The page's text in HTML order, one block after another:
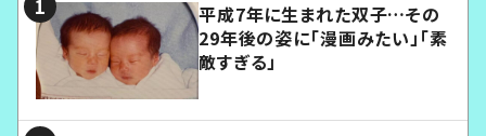
平成7年に生まれた双子…その
29年後の姿に「漫画みたい」「素
敵すぎる」